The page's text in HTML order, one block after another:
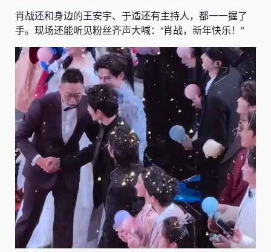
肖战还和身边的王安宇、于适还有主持人，都一一握了
手。现场还能听见粉丝齐声大喊：“肖战，新年快乐！”